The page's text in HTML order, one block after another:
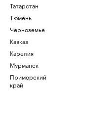
Татарстан
Тюмень
Черноземье
Кавказ
Карелия
Мурманск
Приморский
край